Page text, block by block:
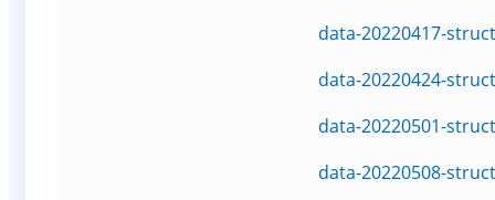
data-20220417-
data-20220424-
data-20220501-
data-20220508-